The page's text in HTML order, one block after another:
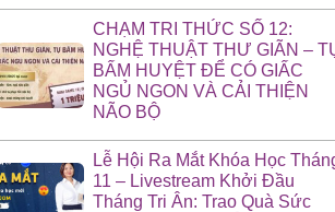
CHẠM TRI THỨC SỐ 12:
NGHỆ THUẬT THƯ GIÃN –
BẤM HUYỆT ĐỂ CÓ GIẤC
NGỦ NGON VÀ CẢI THIỆN
NÃO BỘ
Lễ Hội Ra Mắt Khóa Học
11 – Livestream Khởi Đầu
Tháng Tri Ân: Trao Quà Sức